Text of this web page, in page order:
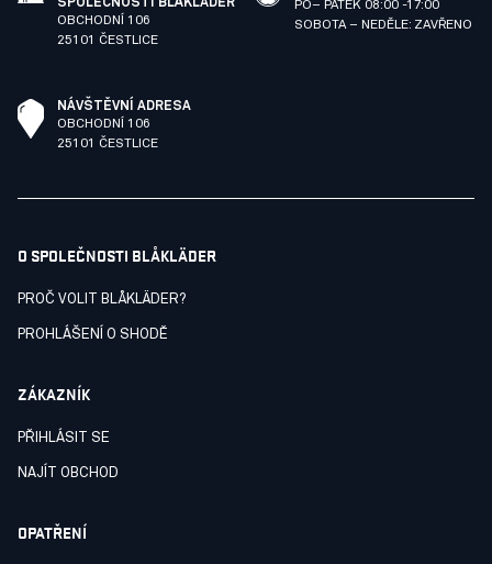
SPOLEČNOSTI BLÅKLÄDER
OBCHODNÍ 106
25101 ČESTLICE
PO– PÁTEK 08:00 -17:00
SOBOTA – NEDĚLE: ZAVŘENO
NÁVŠTĚVNÍ ADRESA
OBCHODNÍ 106
25101 ČESTLICE
O SPOLEČNOSTI BLÅKLÄDER
PROČ VOLIT BLÅKLÄDER?
PROHLÁŠENÍ O SHODĚ
ZÁKAZNÍK
PŘIHLÁSIT SE
NAJÍT OBCHOD
OPATŘENÍ